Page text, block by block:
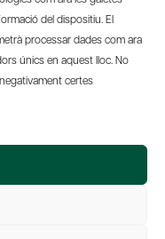
del dispositiu. El
processar dades com ara
únics en aquest lloc. No
certes
d'Amics del País